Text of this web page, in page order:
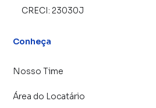
A propriedade oferece excelente
Sistema de câmeras de
CRECI: 23030J
Conheça
Nosso Time
Área do Locatário